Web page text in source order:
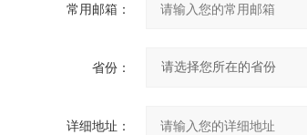
常用邮箱：
省份：
详细地址：